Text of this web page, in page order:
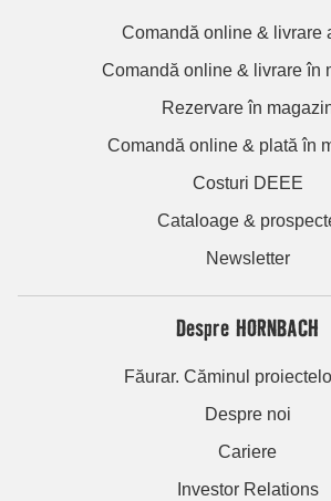
Comandă online & livrare
Comandă online & livrare în
Rezervare în
Comandă online & plată în
Costuri DEEE
Cataloage &
Newsletter
Despre HORNBACH
Făurar. Căminul
Despre noi
Cariere
Investor Relations